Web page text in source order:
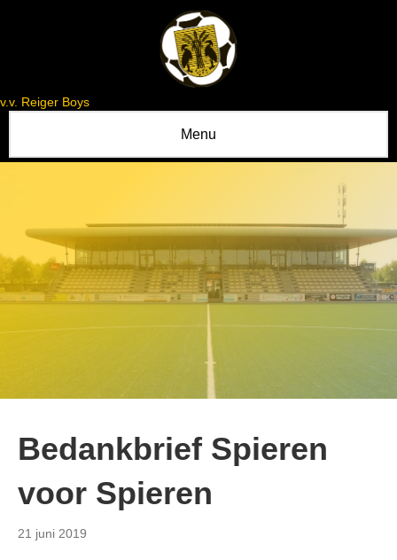
v.v. Reiger Boys
Menu
Bedankbrief Spieren
voor Spieren
21 juni 2019